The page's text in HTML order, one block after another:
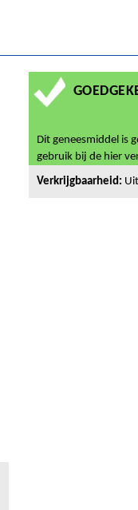
Dit geneesmiddel is
gebruik bij de hier
Verkrijgbaarheid: